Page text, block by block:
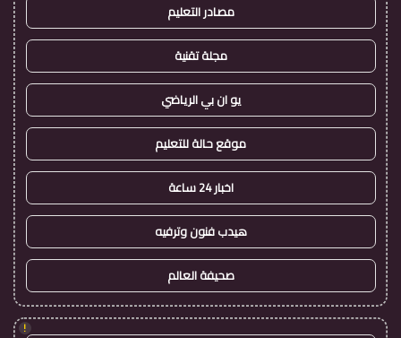
مصادر التعليم
مجلة تقنية
يو ان بي الرياضي
موقع حالة للتعليم
اخبار 24 ساعة
هيدب فنون وترفيه
صحيفة العالم
!